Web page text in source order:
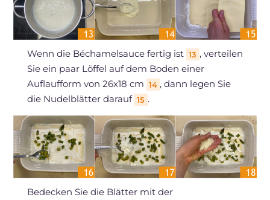
Wenn die Béchamelsauce fertig ist 13 , verteilen
Sie ein paar Löffel auf dem Boden einer
Auflaufform von 26x18 cm 14 , dann legen Sie
die Nudelblätter darauf 15 .
Bedecken Sie die Blätter mit der